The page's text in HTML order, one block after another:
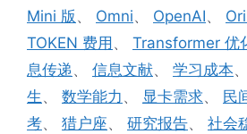
Mini 版 、 Omni、 OpenAI、
TOKEN 费用 、 Transformer 优
息传递 、 信息文献、 学习成本、
生 、 数学能力 、 显卡需求、 民
考、 猎户座、 研究报告、 社会